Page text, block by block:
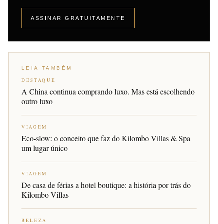
ASSINAR GRATUITAMENTE
LEIA TAMBÉM
DESTAQUE
A China continua comprando luxo. Mas está escolhendo
outro luxo
VIAGEM
Eco-slow: o conceito que faz do Kilombo Villas & Spa
um lugar único
VIAGEM
De casa de férias a hotel boutique: a história por trás do
Kilombo Villas
BELEZA